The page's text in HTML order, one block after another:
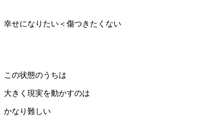
幸せになりたい＜傷つきたくない
この状態のうちは
大きく現実を動かすのは
かなり難しい